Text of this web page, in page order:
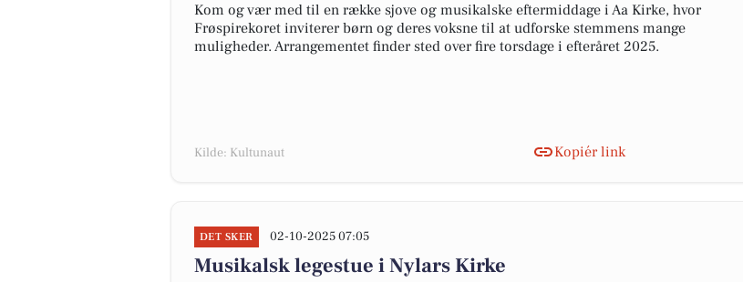
Kom og vær med til en række sjove og musikalske eftermiddage i Aa Kirke, hvor
Frøspirekoret inviterer børn og deres voksne til at udforske stemmens mange
muligheder. Arrangementet finder sted over fire torsdage i efteråret 2025.
Kilde: Kultunaut Kopiér link
DET SKER 02-10-2025 07:05
Musikalsk legestue i Nylars Kirke